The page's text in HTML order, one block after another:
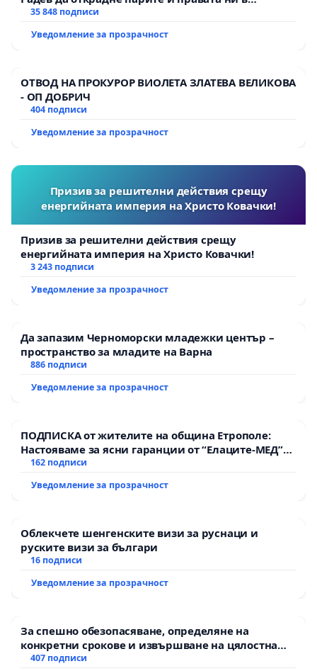
тъмното
35 848 подписи
Уведомление за прозрачност
ОТВОД НА ПРОКУРОР ВИОЛЕТА ЗЛАТЕВА ВЕЛИКОВА
- ОП ДОБРИЧ
404 подписи
Уведомление за прозрачност
Призив за решителни действия срещу
енергийната империя на Христо Ковачки!
Призив за решителни действия срещу
енергийната империя на Христо Ковачки!
3 243 подписи
Уведомление за прозрачност
Да запазим Черноморски младежки център –
пространство за младите на Варна
886 подписи
Уведомление за прозрачност
ПОДПИСКА от жителите на община Етрополе:
Настояваме за ясни гаранции от “Елаците-МЕД”
АД и от държавата, че ще се изпълнят всички
162 подписи
Уведомление за прозрачност
Облекчете шенгенските визи за руснаци и
руските визи за българи
16 подписи
Уведомление за прозрачност
За спешно обезопасяване, определяне на
конкретни срокове и извършване на цялостна
рехабилитация на републиканския път между
407 подписи